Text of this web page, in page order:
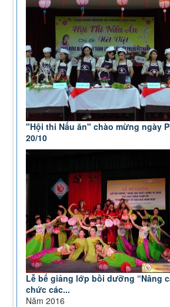
"Hội thi Nấu ăn" chào mừng ngày
20/10
Lễ bế giảng lớp bồi dưỡng “Nâng
chức các...
Năm 2016